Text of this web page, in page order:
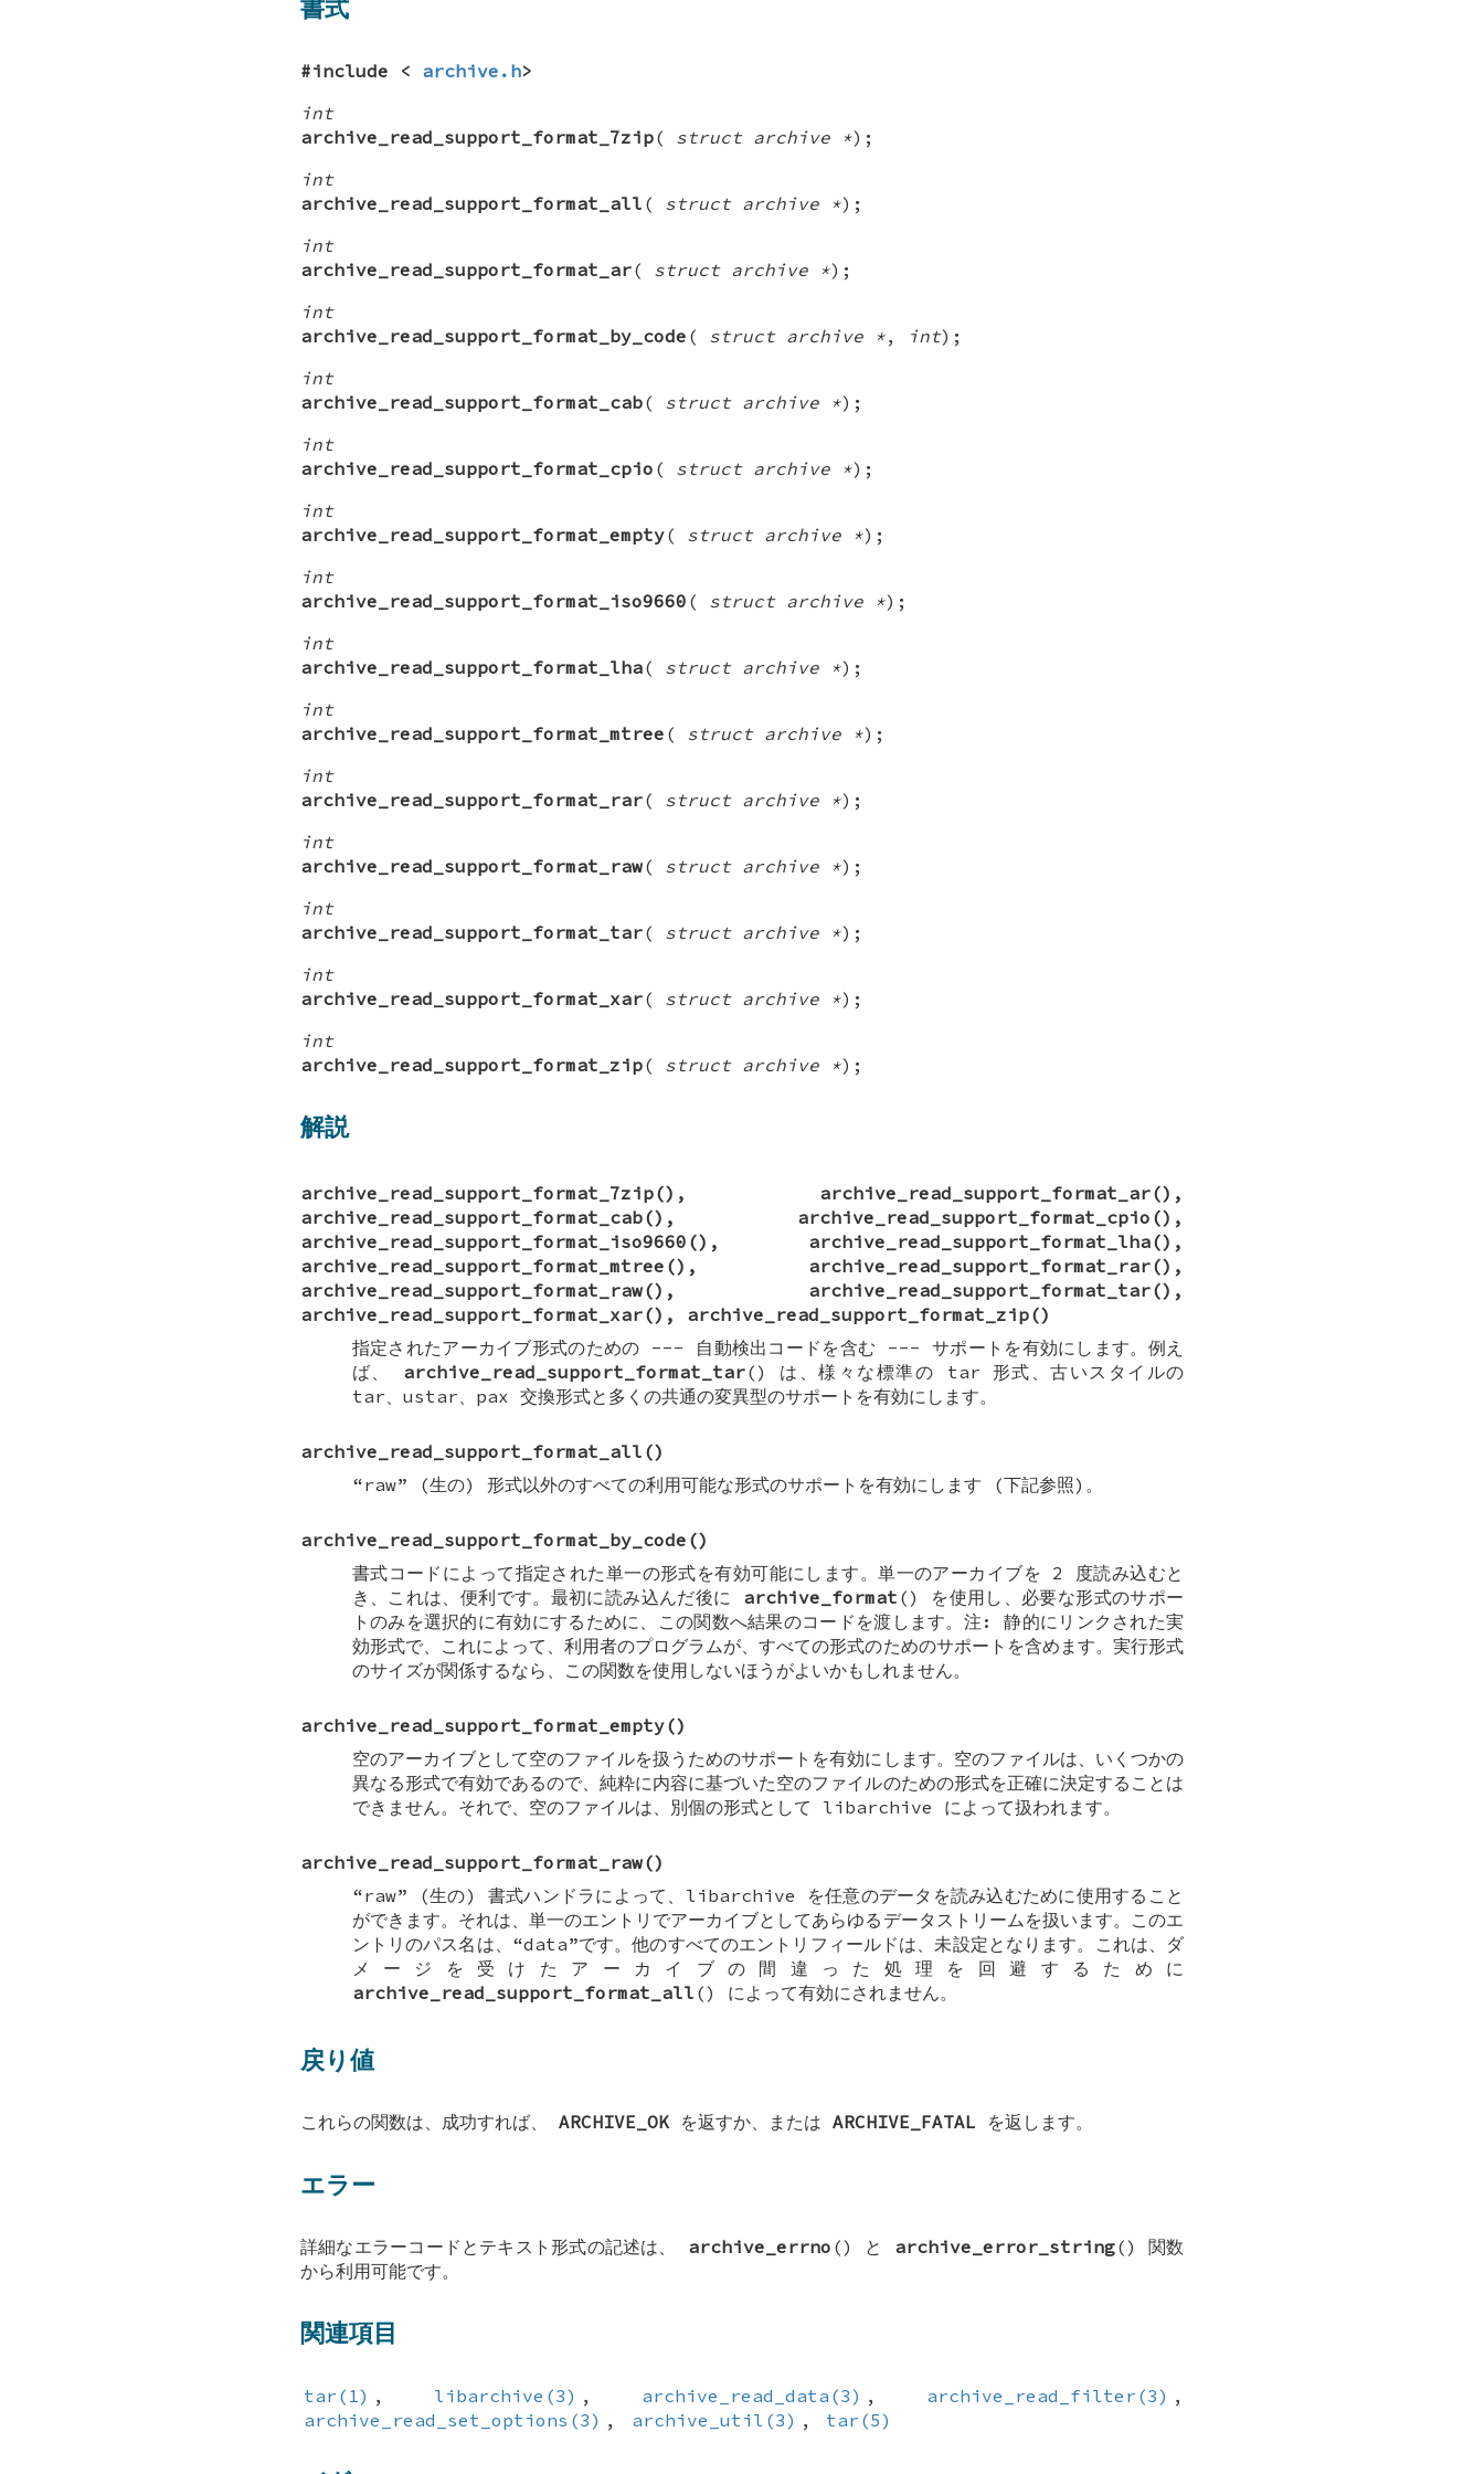
書式
#include < archive.h>
int
archive_read_support_format_7zip( struct archive *);
int
archive_read_support_format_all ( struct archive *);
int
archive_read_support_format_ar( struct archive *);
int
archive_read_support_format_by_code ( struct archive *, int);
int
archive_read_support_format_cab( struct archive *);
int
archive_read_support_format_cpio ( struct archive *);
int
archive_read_support_format_empty( struct archive *);
int
archive_read_support_format_iso9660 ( struct archive *);
int
archive_read_support_format_lha( struct archive *);
int
archive_read_support_format_mtree ( struct archive *);
int
archive_read_support_format_rar( struct archive *);
int
archive_read_support_format_raw( struct archive *);
int
archive_read_support_format_tar( struct archive *);
int
archive_read_support_format_xar( struct archive *);
int
archive_read_support_format_zip( struct archive *);
解説
archive_read_support_format_7zip(), archive_read_support_format_ar(),
archive_read_support_format_cab(), archive_read_support_format_cpio (),
archive_read_support_format_iso9660 (), archive_read_support_format_lha(),
archive_read_support_format_mtree (), archive_read_support_format_rar(),
archive_read_support_format_raw(), archive_read_support_format_tar(),
archive_read_support_format_xar(), archive_read_support_format_zip()
指定されたアーカイブ形式のための --- 自動検出コードを含む --- サポートを有効にします。例え
ば、 archive_read_support_format_tar() は、様々な標準の tar 形式、古いスタイルの
tar、ustar、pax 交換形式と多くの共通の変異型のサポートを有効にします。
archive_read_support_format_all ()
“raw” (生の) 形式以外のすべての利用可能な形式のサポートを有効にします (下記参照)。
archive_read_support_format_by_code ()
書式コードによって指定された単一の形式を有効可能にします。単一のアーカイブを 2 度読み込むと
き、これは、便利です。最初に読み込んだ後に archive_format () を使用し、必要な形式のサポー
トのみを選択的に有効にするために、この関数へ結果のコードを渡します。注: 静的にリンクされた実
効形式で、これによって、利用者のプログラムが、すべての形式のためのサポートを含めます。実行形式
のサイズが関係するなら、この関数を使用しないほうがよいかもしれません。
archive_read_support_format_empty()
空のアーカイブとして空のファイルを扱うためのサポートを有効にします。空のファイルは、いくつかの
異なる形式で有効であるので、純粋に内容に基づいた空のファイルのための形式を正確に決定することは
できません。それで、空のファイルは、別個の形式として libarchive によって扱われます。
archive_read_support_format_raw()
“raw” (生の) 書式ハンドラによって、libarchive を任意のデータを読み込むために使用すること
ができます。それは、単一のエントリでアーカイブとしてあらゆるデータストリームを扱います。このエ
ントリのパス名は、“data”です。他のすべてのエントリフィールドは、未設定となります。これは、ダ
メージを受けたアーカイブの間違った処理を回避するために
archive_read_support_format_all () によって有効にされません。
戻り値
これらの関数は、成功すれば、 ARCHIVE_OK を返すか、または ARCHIVE_FATAL を返します。
エラー
詳細なエラーコードとテキスト形式の記述は、 archive_errno () と archive_error_string() 関数
から利用可能です。
関連項目
tar(1) , libarchive(3) , archive_read_data(3) , archive_read_filter(3) ,
archive_read_set_options(3) , archive_util(3) , tar(5)